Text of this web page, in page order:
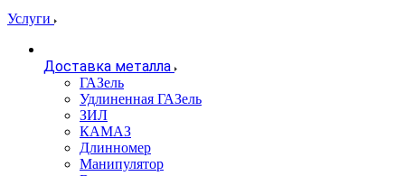
Услуги
Доставка металла
ГАЗель
Удлиненная ГАЗель
ЗИЛ
КАМАЗ
Длинномер
Манипулятор